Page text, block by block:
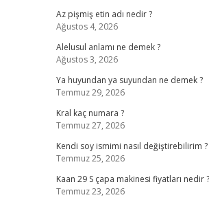
Az pişmiş etin adı nedir ?
Ağustos 4, 2026
Alelusul anlamı ne demek ?
Ağustos 3, 2026
Ya huyundan ya suyundan ne demek ?
Temmuz 29, 2026
Kral kaç numara ?
Temmuz 27, 2026
Kendi soy ismimi nasıl değiştirebilirim ?
Temmuz 25, 2026
Kaan 29 S çapa makinesi fiyatları nedir ?
Temmuz 23, 2026